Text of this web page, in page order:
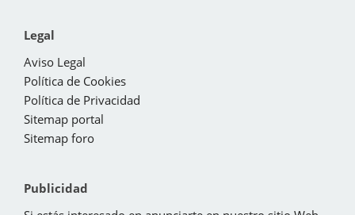
Legal
Aviso Legal
Política de Cookies
Política de Privacidad
Sitemap portal
Sitemap foro
Publicidad